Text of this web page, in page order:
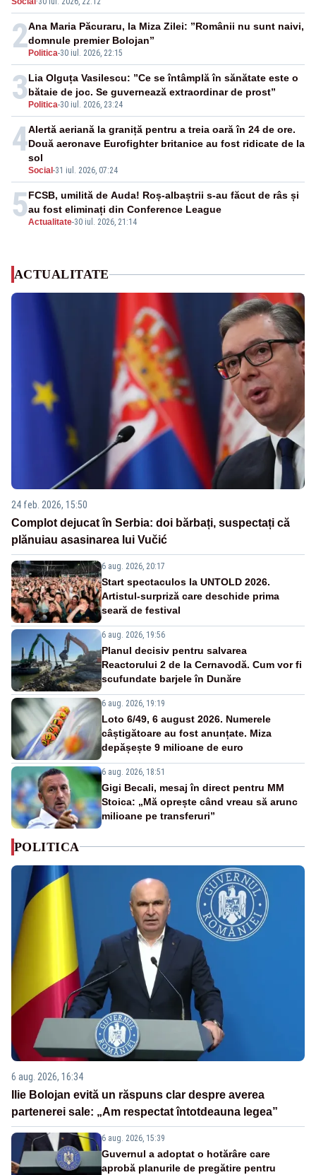
F-16
2 Politica-30 iul. 2026, 22:15
Ana Maria Păcuraru, la Miza Zilei: ”Românii nu sunt naivi,
domnule premier Bolojan”
3 Politica-30 iul. 2026, 23:24
Lia Olguța Vasilescu: ”Ce se întâmplă în sănătate este o
bătaie de joc. Se guvernează extraordinar de prost”
4
Social -31 iul. 2026, 07:24
Alertă aeriană la graniță pentru a treia oară în 24 de ore.
Două aeronave Eurofighter britanice au fost ridicate de la
sol
5Actualitate-30 iul. 2026, 21:14
FCSB, umilită de Auda! Roș-albaștrii s-au făcut de râs și
au fost eliminați din Conference League
ACTUALITATE
24 feb. 2026, 15:50
Complot dejucat în Serbia: doi bărbați, suspectați că
plănuiau asasinarea lui Vučić
6 aug. 2026, 20:17
Start spectaculos la UNTOLD 2026.
Artistul-surpriză care deschide prima
seară de festival
6 aug. 2026, 19:56
Planul decisiv pentru salvarea
Reactorului 2 de la Cernavodă. Cum vor fi
scufundate barjele în Dunăre
6 aug. 2026, 19:19
Loto 6/49, 6 august 2026. Numerele
câștigătoare au fost anunțate. Miza
depășește 9 milioane de euro
6 aug. 2026, 18:51
Gigi Becali, mesaj în direct pentru MM
Stoica: „Mă oprește când vreau să arunc
milioane pe transferuri”
POLITICA
6 aug. 2026, 16:34
Ilie Bolojan evită un răspuns clar despre averea
partenerei sale: „Am respectat întotdeauna legea”
6 aug. 2026, 15:39
Guvernul a adoptat o hotărâre care
aprobă planurile de pregătire pentru